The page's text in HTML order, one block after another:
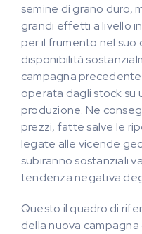
semine di grano duro,
grandi effetti a livello
per il frumento nel suo
disponibilità
campagna
operata dagli stock su
produzione. Ne
prezzi, fatte salve le
legate alle vicende
subiranno sostanziali
tendenza negativa
Questo il quadro di
della nuova campagna